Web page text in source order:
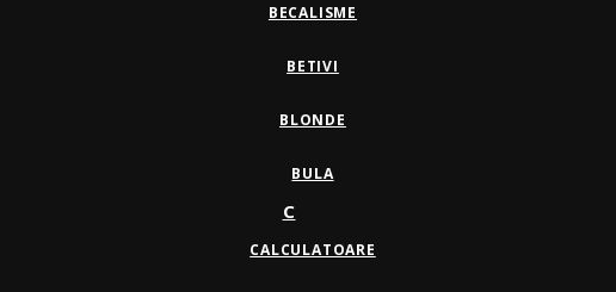
BECALISME
BETIVI
BLONDE
BULA
C
CALCULATOARE